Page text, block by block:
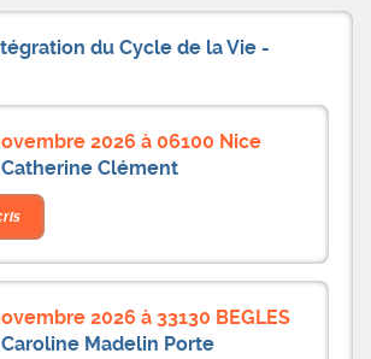
du Cycle de la Vie -
2026 à 06100 Nice
Catherine Clément
2026 à 33130 BEGLES
Caroline Madelin Porte